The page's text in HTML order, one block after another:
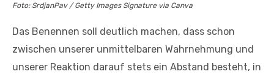
Foto: SrdjanPav / Getty Images Signature via Canva
Das Benennen soll deutlich machen, dass schon
zwischen unserer unmittelbaren Wahrnehmung und
unserer Reaktion darauf stets ein Abstand besteht, in